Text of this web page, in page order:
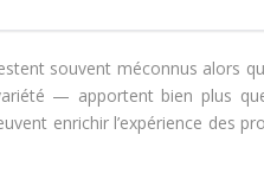
souvent méconnus alors
— apportent bien plus
enrichir l’expérience des